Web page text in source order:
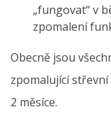
„fungovat“ v
zpomalení
Obecně jsou
zpomalující
2 měsíce.